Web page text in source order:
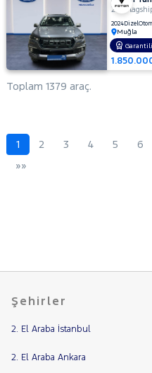
2.0
2024Dizel
Muğla
Garantili
Toplam 1379 araç.
1 2 3 4 5 6
»»
Şehirler
2. El Araba İstanbul
2. El Araba Ankara